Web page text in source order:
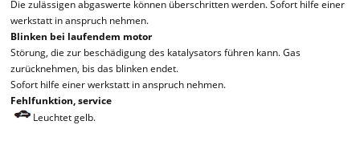
Die zulässigen abgaswerte können überschritten werden. Sofort hilfe einer
werkstatt in anspruch nehmen.
Blinken bei laufendem motor
Störung, die zur beschädigung des katalysators führen kann. Gas
zurücknehmen, bis das blinken endet.
Sofort hilfe einer werkstatt in anspruch nehmen.
Fehlfunktion, service
Leuchtet gelb.